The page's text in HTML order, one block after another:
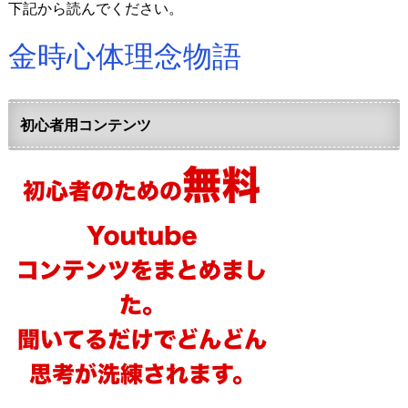
下記から読んでください。
金時心体理念物語
初心者用コンテンツ